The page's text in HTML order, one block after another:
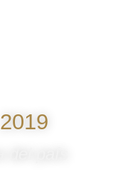
2019